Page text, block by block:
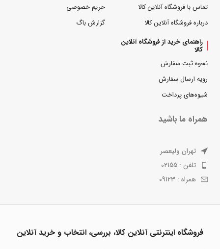
تماس با فروشگاه آنلاین کالا
درباره فروشگاه آنلاین کالا
حریم خصوصی
گزارش باگ
راهنمای خرید از فروشگاه آنلاین
کالا
نحوه ثبت سفارش
رویه ارسال سفارش
شیوه‌های پرداخت
همراه ما باشید
تهران ولیعصر
تلفن : 02155
همراه : 09123
فروشگاه اینترنتی آنلاین کالا، بررسی، انتخاب و خرید آنلاین